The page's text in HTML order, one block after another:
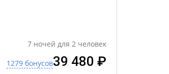
7 ночей для 2 человек
1279 бонусов39 480 ₽